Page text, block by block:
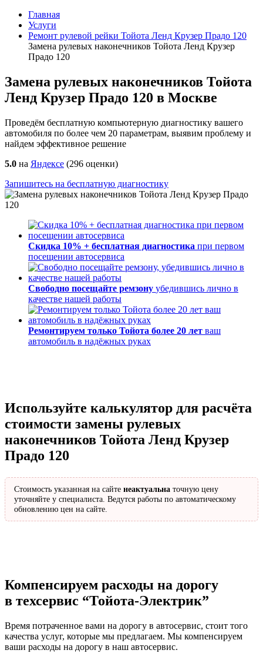
Главная
Услуги
Ремонт рулевой рейки Тойота Ленд Крузер Прадо 120
Замена рулевых наконечников Тойота Ленд Крузер
Прадо 120
Замена рулевых наконечников Тойота
Ленд Крузер Прадо 120 в Москве
Проведём бесплатную компьютерную диагностику вашего
автомобиля по более чем 20 параметрам, выявим проблему и
найдем эффективное решение
5.0 на Яндексе (296 оценки)
Запишитесь на бесплатную диагностику
Скидка 10% + бесплатная диагностика при первом
посещении автосервиса
Свободно посещайте ремзону убедившись лично в
качестве нашей работы
Ремонтируем только Тойота более 20 лет ваш
автомобиль в надёжных руках
Используйте калькулятор для расчёта
стоимости замены рулевых
наконечников Тойота Ленд Крузер
Прадо 120
Стоимость указанная на сайте неактуальна точную цену
уточняйте у специалиста. Ведутся работы по автоматическому
обновлению цен на сайте.
Компенсируем расходы на дорогу
в техсервис “Тойота-Электрик”
Время потраченное вами на дорогу в автосервис, стоит того
качества услуг, которые мы предлагаем. Мы компенсируем
ваши расходы на дорогу в наш автосервис.